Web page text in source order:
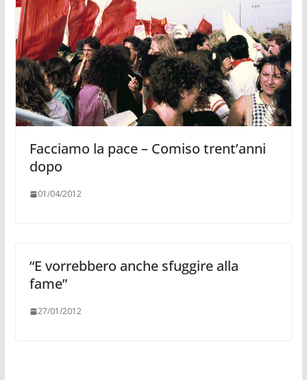
Facciamo la pace – Comiso trent’anni
dopo
01/04/2012
“E vorrebbero anche sfuggire alla
fame”
27/01/2012